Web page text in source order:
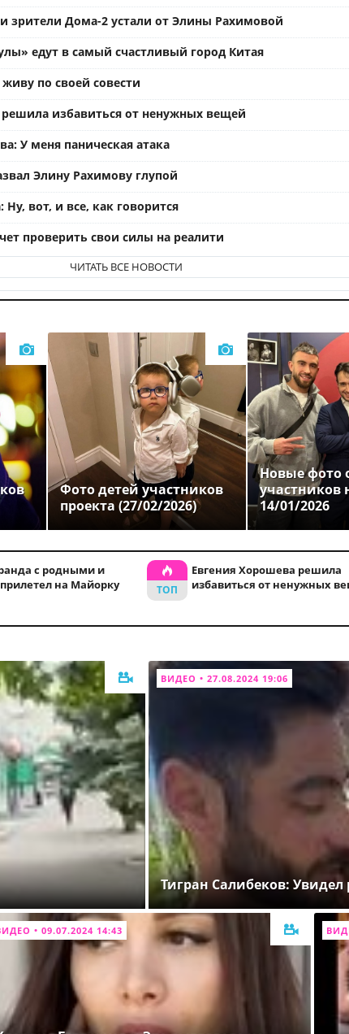
зрители Дома-2 устали от Элины Рахимовой
едут в самый счастливый город Китая
по своей совести
избавиться от ненужных вещей
У меня паническая атака
Элину Рахимову глупой
вот, и все, как говорится
проверить свои силы на реалити
ЧИТАТЬ ВСЕ НОВОСТИ
Фото детей участников
проекта (27/02/2026)
Новые фото
участников
14/01/2026
с родными и
на Майорку
Евгения Хорошева решила
избавиться от ненужных
ВИДЕО • 27.08.2024 19:06
Тигран Салибеков:
• 09.07.2024 14:43